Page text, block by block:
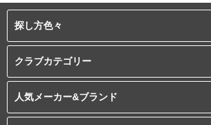
探し方色々
クラブカテゴリー
人気メーカー&ブランド